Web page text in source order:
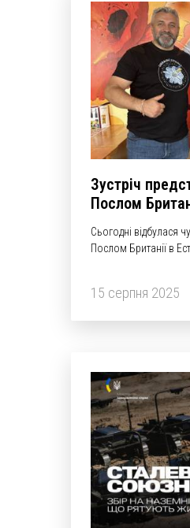
Зустріч
Послом
Сьогодні відбулася
Послом Британії в
15 серпня 2025